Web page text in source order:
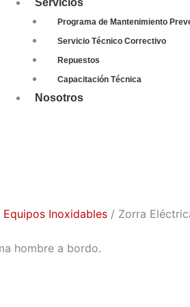
Servicios
Programa de Mantenimiento
Servicio Técnico Correctivo
Repuestos
Capacitación Técnica
Nosotros
Equipos Inoxidables / Zorra
hombre a bordo.